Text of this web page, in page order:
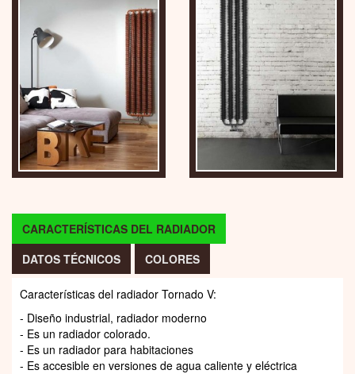
CARACTERÍSTICAS DEL RADIADOR
DATOS TÉCNICOS
COLORES
Características del radiador Tornado V:
- Diseño industrial, radiador moderno
- Es un radiador colorado.
- Es un radiador para habitaciones
- Es accesible en versiones de agua caliente y eléctrica